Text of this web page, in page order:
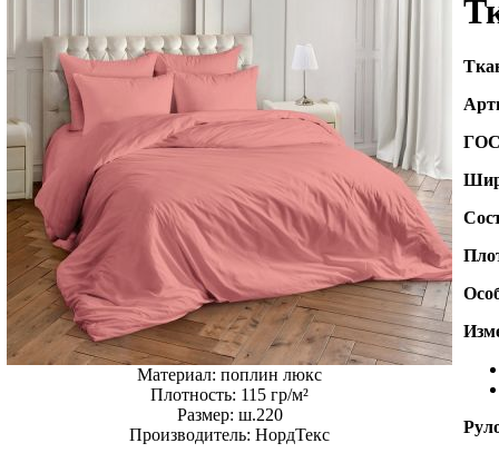
Материал: поплин люкс
Плотность: 115 гр/м²
Размер: ш.220
Производитель: НордТекс
Т